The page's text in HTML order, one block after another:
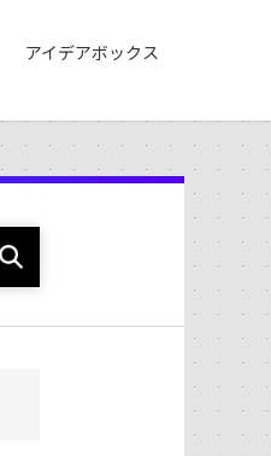
アイデアボックス